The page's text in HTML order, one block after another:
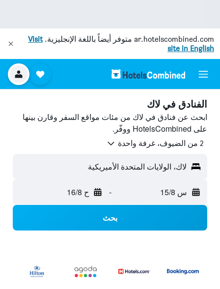
ar.hotelscombined.com متوفر أيضاً باللغة الإنجليزية.Visit
site in English
الفنادق في لاك
ابحث عن فنادق في لاك من مئات مواقع السفر وقارن بينها
على HotelsCombined ووفّر.
2 من الضيوف، غرفة واحدة
لاك، الولايات المتحدة الأميريكية
س 15/8 - ح 16/8
بحث